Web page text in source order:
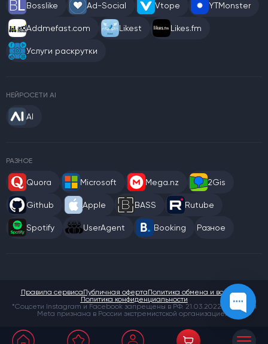
Bosslike Ad-Social Vtope YTMonster
Addmefast.com Likest Likes.fm
Услуги раскрутки
НЕЙРОСЕТИ AI
AI
РАЗНОЕ
Quora Microsoft Mega.nz 2Gis
Github Apple BASS Rutube
Spotify UserAgent Booking Разное
*Соцсети Instagram и Facebook запрещены в РФ. 21.03.2022 компания
Meta признана в России экстремистской организацией.
Правила сервисаПубличная офертаПолитика обмена и возврата
Политика конфиденциальности